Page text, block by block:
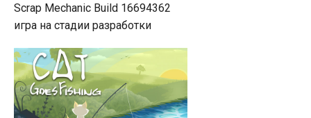
Scrap Mechanic Build 16694362
игра на стадии разработки